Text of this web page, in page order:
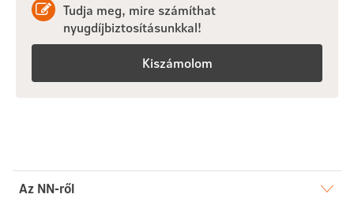
Tudja meg, mire számíthat
nyugdíjbiztosításunkkal!
Kiszámolom
Az NN-ről